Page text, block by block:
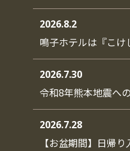
2026.8.2
鳴子ホテルは『こ
2026.7.30
令和8年熊本地震へ
2026.7.28
【お盆期間】日帰